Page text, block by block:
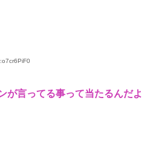
が言ってる事って当たるんだよ